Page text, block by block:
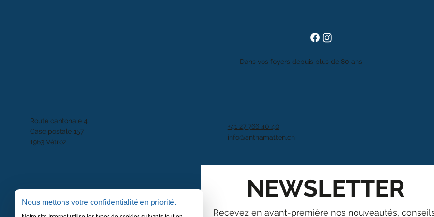
Route cantonale 4
Case postale 157
1963 Vétroz
Dans vos foyers depuis plus de 80 ans
+41 27 766 40 40
info@anthamatten.ch
NEWSLETTER
Recevez en avant-première nos nouveautés,
Nous mettons votre confidentialité en priorité.